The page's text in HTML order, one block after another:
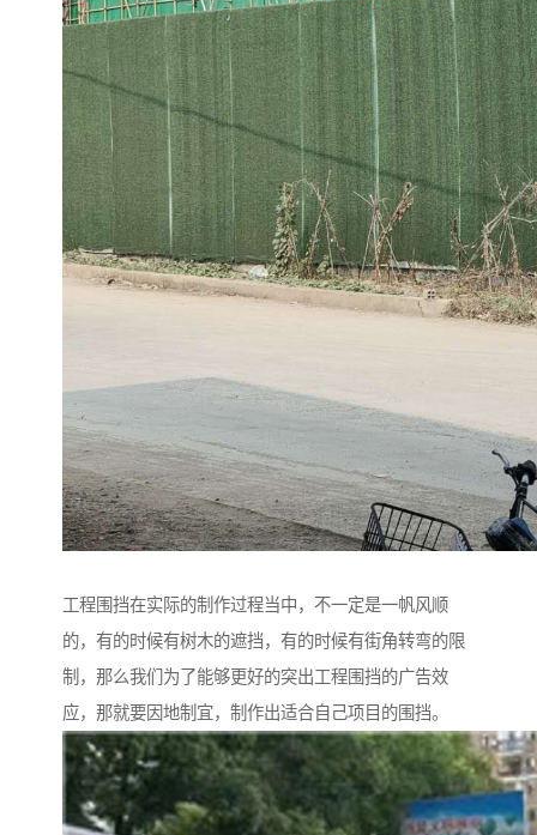
工程围挡在实际的制作过程当中，不一定是一帆风顺
的，有的时候有树木的遮挡，有的时候有街角转弯的限
制，那么我们为了能够更好的突出工程围挡的广告效
应，那就要因地制宜，制作出适合自己项目的围挡。